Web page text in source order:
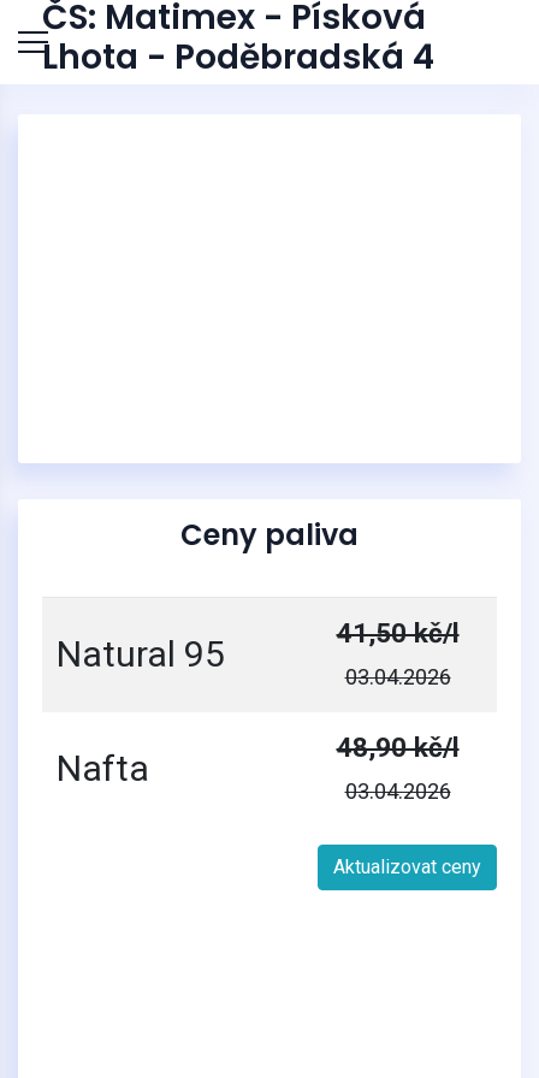
ČS: Matimex - Písková
Lhota - Poděbradská 4
Ceny paliva
Natural 95 41,50 kč/l
03.04.2026
Nafta 48,90 kč/l
03.04.2026
Aktualizovat ceny